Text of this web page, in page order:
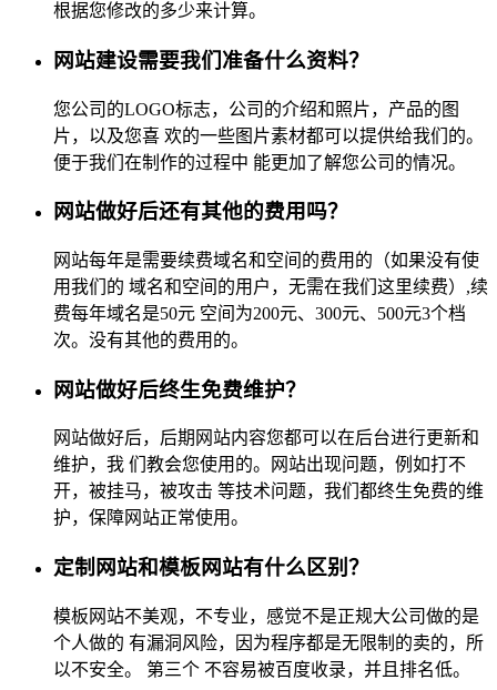
根据您修改的多少来计算。
网站建设需要我们准备什么资料？
您公司的LOGO标志，公司的介绍和照片，产品的图
片，以及您喜 欢的一些图片素材都可以提供给我们的。
便于我们在制作的过程中 能更加了解您公司的情况。
网站做好后还有其他的费用吗？
网站每年是需要续费域名和空间的费用的（如果没有使
用我们的 域名和空间的用户，无需在我们这里续费）,续
费每年域名是50元 空间为200元、300元、500元3个档
次。没有其他的费用的。
网站做好后终生免费维护？
网站做好后，后期网站内容您都可以在后台进行更新和
维护，我 们教会您使用的。网站出现问题，例如打不
开，被挂马，被攻击 等技术问题，我们都终生免费的维
护，保障网站正常使用。
定制网站和模板网站有什么区别？
模板网站不美观，不专业，感觉不是正规大公司做的是
个人做的 有漏洞风险，因为程序都是无限制的卖的，所
以不安全。 第三个 不容易被百度收录，并且排名低。